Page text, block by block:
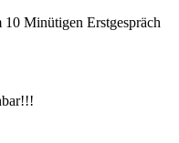
Minütigen Erstgespräch